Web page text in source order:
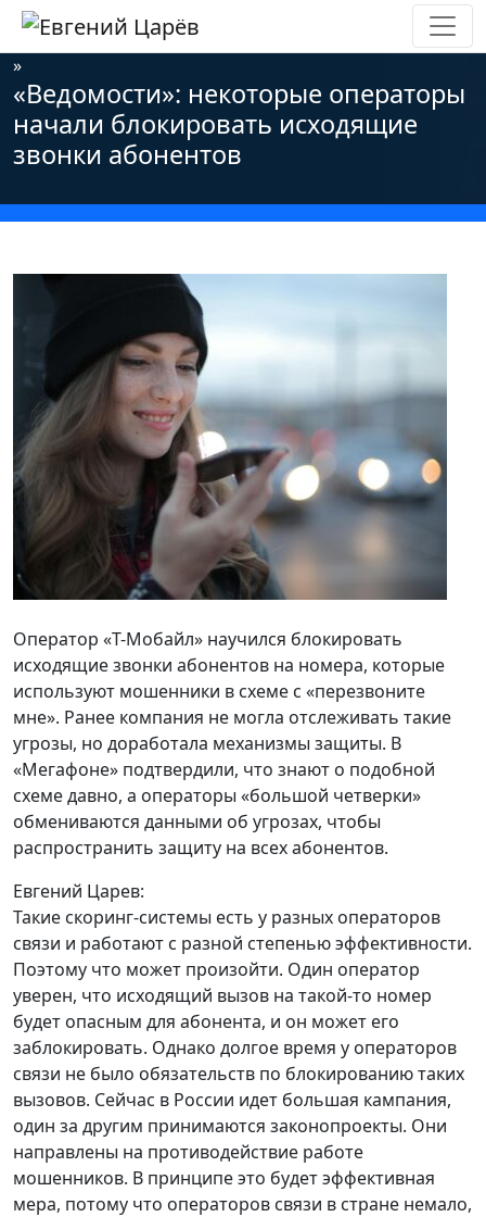
Главная»Новости»Информационная безопасность
»
«Ведомости»: некоторые операторы
начали блокировать исходящие
звонки абонентов
Оператор «Т-Мобайл» научился блокировать
исходящие звонки абонентов на номера, которые
используют мошенники в схеме с «перезвоните
мне». Ранее компания не могла отслеживать такие
угрозы, но доработала механизмы защиты. В
«Мегафоне» подтвердили, что знают о подобной
схеме давно, а операторы «большой четверки»
обмениваются данными об угрозах, чтобы
распространить защиту на всех абонентов.
Евгений Царев:
Такие скоринг-системы есть у разных операторов
связи и работают с разной степенью эффективности.
Поэтому что может произойти. Один оператор
уверен, что исходящий вызов на такой-то номер
будет опасным для абонента, и он может его
заблокировать. Однако долгое время у операторов
связи не было обязательств по блокированию таких
вызовов. Сейчас в России идет большая кампания,
один за другим принимаются законопроекты. Они
направлены на противодействие работе
мошенников. В принципе это будет эффективная
мера, потому что операторов связи в стране немало,